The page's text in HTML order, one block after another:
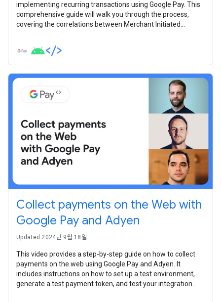
implementing recurring transactions using Google Pay. This
comprehensive guide will walk you through the process,
covering the correlations between Merchant Initiated
(CITs), to ensure smooth and efficient integrations for your
payment system.
Collect payments on the Web with
Google Pay and Adyen
Updated 2024년 9월 18일
This video provides a step-by-step guide on how to collect
payments on the web using Google Pay and Adyen. It
includes instructions on how to set up a test environment,
generate a test payment token, and test your integration